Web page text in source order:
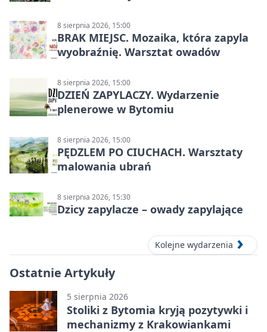
8 sierpnia 2026, 15:00
BRAK MIEJSC. Mozaika, która zapyla
wyobraźnię. Warsztat owadów
8 sierpnia 2026, 15:00
DZIEŃ ZAPYLACZY. Wydarzenie
plenerowe w Bytomiu
8 sierpnia 2026, 15:00
PĘDZLEM PO CIUCHACH. Warsztaty
malowania ubrań
8 sierpnia 2026, 15:30
Dzicy zapylacze – owady zapylające
Kolejne wydarzenia
Ostatnie Artykuły
5 sierpnia 2026
Stoliki z Bytomia kryją pozytywki i
mechanizmy z Krakowiankami